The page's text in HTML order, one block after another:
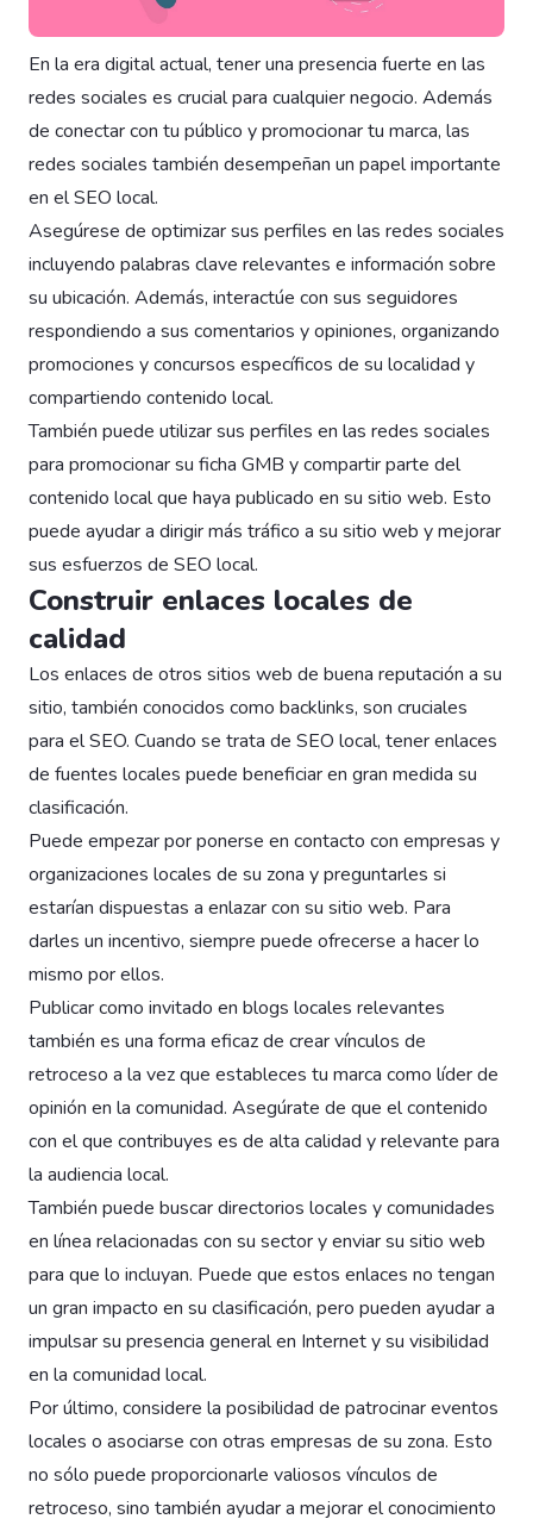
En la era digital actual, tener una presencia fuerte en las
redes sociales es crucial para cualquier negocio. Además
de conectar con tu público y promocionar tu marca, las
redes sociales también desempeñan un papel importante
en el SEO local.
Asegúrese de optimizar sus perfiles en las redes sociales
incluyendo palabras clave relevantes e información sobre
su ubicación. Además, interactúe con sus seguidores
respondiendo a sus comentarios y opiniones, organizando
promociones y concursos específicos de su localidad y
compartiendo contenido local.
También puede utilizar sus perfiles en las redes sociales
para promocionar su ficha GMB y compartir parte del
contenido local que haya publicado en su sitio web. Esto
puede ayudar a dirigir más tráfico a su sitio web y mejorar
sus esfuerzos de SEO local.
Construir enlaces locales de
calidad
Los enlaces de otros sitios web de buena reputación a su
sitio, también conocidos como backlinks, son cruciales
para el SEO. Cuando se trata de SEO local, tener enlaces
de fuentes locales puede beneficiar en gran medida su
clasificación.
Puede empezar por ponerse en contacto con empresas y
organizaciones locales de su zona y preguntarles si
estarían dispuestas a enlazar con su sitio web. Para
darles un incentivo, siempre puede ofrecerse a hacer lo
mismo por ellos.
Publicar como invitado en blogs locales relevantes
también es una forma eficaz de crear vínculos de
retroceso a la vez que estableces tu marca como líder de
opinión en la comunidad. Asegúrate de que el contenido
con el que contribuyes es de alta calidad y relevante para
la audiencia local.
También puede buscar directorios locales y comunidades
en línea relacionadas con su sector y enviar su sitio web
para que lo incluyan. Puede que estos enlaces no tengan
un gran impacto en su clasificación, pero pueden ayudar a
impulsar su presencia general en Internet y su visibilidad
en la comunidad local.
Por último, considere la posibilidad de patrocinar eventos
locales o asociarse con otras empresas de su zona. Esto
no sólo puede proporcionarle valiosos vínculos de
retroceso, sino también ayudar a mejorar el conocimiento